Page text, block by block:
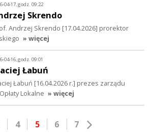
04-17, godz. 09:22
Skrendo
Andrzej Skrendo [17.04.2026] prorektor
» więcej
04-16, godz. 09:01
Łabuń
Łabuń [16.04.2026 r.] prezes zarządu
Lokalne » więcej
4 5 6 7